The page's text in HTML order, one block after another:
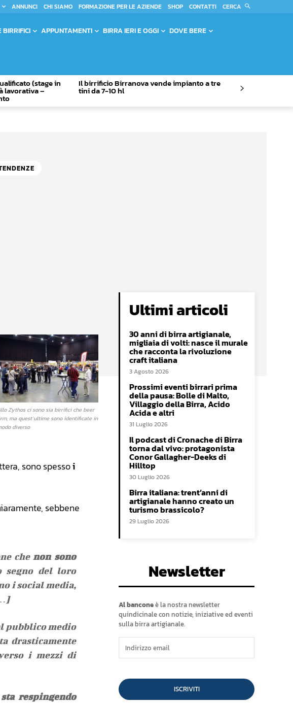
ANNUNCI CHI SIAMO FORMAZIONE PER LE AZIENDE SHOP CONTATTI CERCA
BIRRIFICI APPUNTAMENTI BIRRA IERI E OGGI DOVE BERE
(stage in
lavorativa –
Il birrificio Birranova vende impianto a tre
tini da 7-10 hl
Zythos ci sono sia birrifici che beer
ma quest’ultime sono identificate in
diverso
sono spessoi
sebbene
chenon sono
del loro
i social media,
pubblico medio
drasticamente
i mezzi di
respingendo
Ultimi articoli
30 anni di birra artigianale,
migliaia di volti: nasce il murale
che racconta la rivoluzione
craft italiana
3 Agosto 2026
Prossimi eventi birrari prima
della pausa: Bolle di Malto,
Villaggio della Birra, Acido
Acida e altri
31 Luglio 2026
Il podcast di Cronache di Birra
torna dal vivo: protagonista
Conor Gallagher-Deeks di
Hilltop
30 Luglio 2026
Birra italiana: trent’anni di
artigianale hanno creato un
turismo brassicolo?
29 Luglio 2026
Newsletter
Al banconeè la nostra newsletter
quindicinale con notizie, iniziative ed eventi
sulla birra artigianale.
ISCRIVITI